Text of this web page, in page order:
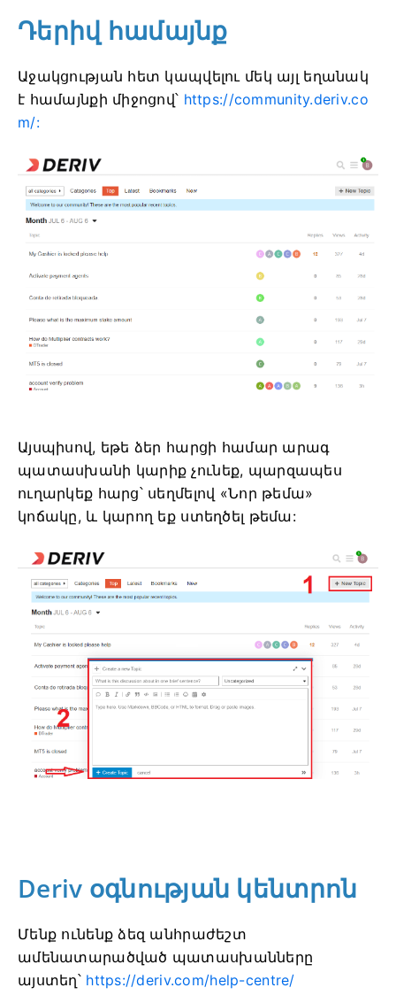
Դերիվ համայնք
Աջակցության հետ կապվելու մեկ այլ եղանակ
է համայնքի միջոցով՝ https://community.deriv.co
m/:
Այսպիսով, եթե ձեր հարցի համար արագ
պատասխանի կարիք չունեք, պարզապես
ուղարկեք հարց՝ սեղմելով «Նոր թեմա»
կոճակը, և կարող եք ստեղծել թեմա:
Deriv օգնության կենտրոն
Մենք ունենք ձեզ անհրաժեշտ
ամենատարածված պատասխանները
այստեղ՝ https://deriv.com/help-centre/